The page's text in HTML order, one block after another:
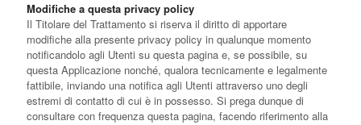
Modifiche a questa privacy policy
Il Titolare del Trattamento si riserva il diritto di apportare
modifiche alla presente privacy policy in qualunque momento
notificandolo agli Utenti su questa pagina e, se possibile, su
questa Applicazione nonché, qualora tecnicamente e legalmente
fattibile, inviando una notifica agli Utenti attraverso uno degli
estremi di contatto di cui è in possesso. Si prega dunque di
consultare con frequenza questa pagina, facendo riferimento alla